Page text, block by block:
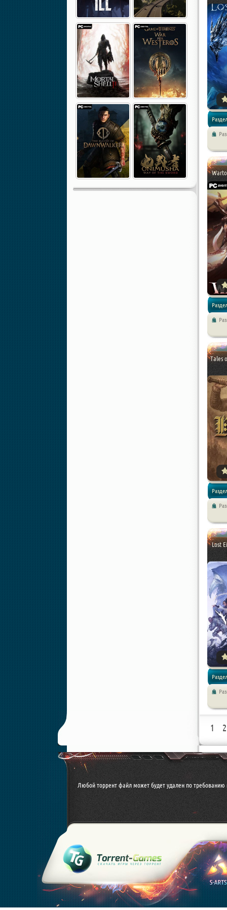
Tales
Lost
1 2
Любой торрент файл может будет удален по